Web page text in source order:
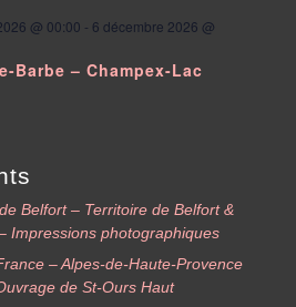
@ 00:00 - 6 décembre 2026 @
Barbe – Champex-Lac
Belfort – Territoire de Belfort &
Impressions photographiques
– Alpes-de-Haute-Provence
de St-Ours Haut